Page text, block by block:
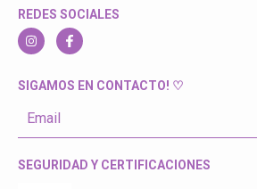
REDES SOCIALES
SIGAMOS EN CONTACTO! ♡
SEGURIDAD Y CERTIFICACIONES